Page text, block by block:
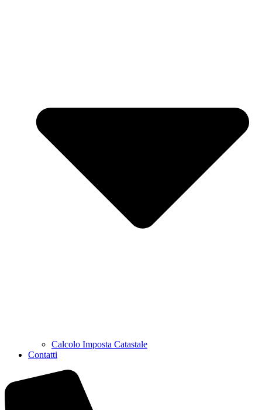
Calcolo Imposta Catastale
Contatti